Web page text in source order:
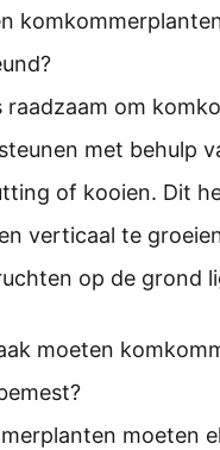
raadzaam om
met behulp
of kooien. Dit
verticaal te
op de grond
moeten
moeten